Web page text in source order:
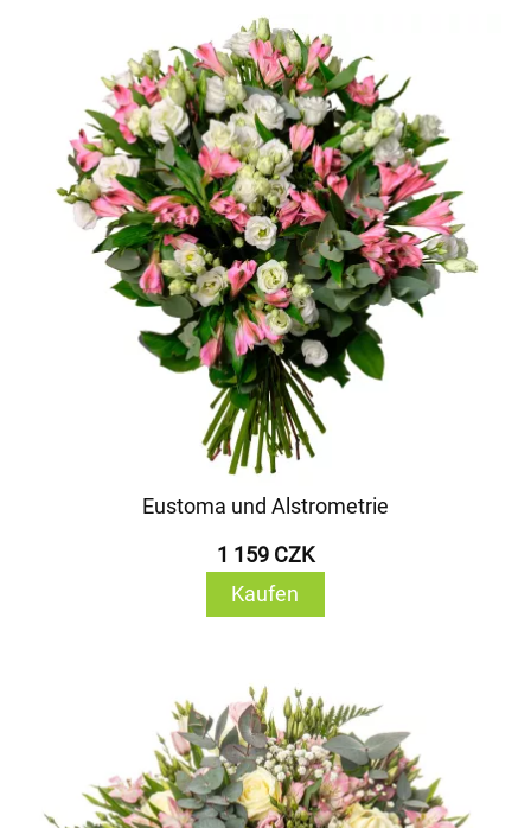
Eustoma und Alstrometrie
1 159 CZK
Kaufen